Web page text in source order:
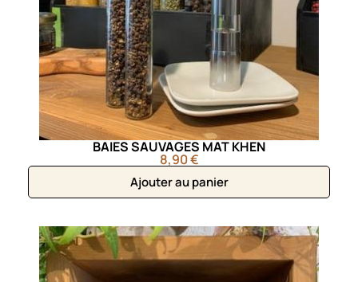
BAIES SAUVAGES MAT KHEN
8,90 €
Ajouter au panier